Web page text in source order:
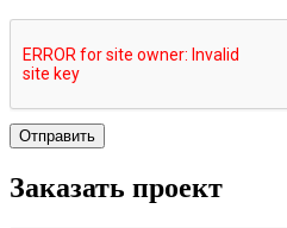
Отправить
Заказать проект